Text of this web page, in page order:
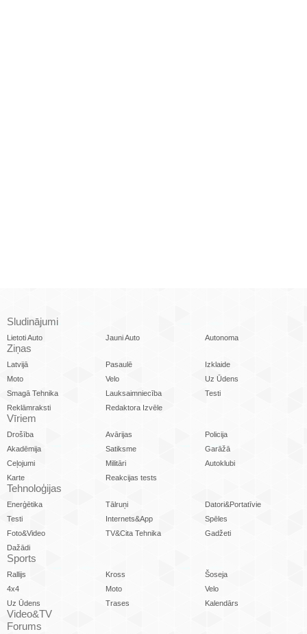
Sludinājumi
Lietoti Auto Jauni Auto Autonoma
Ziņas
Latvijā Pasaulē
Izklaide
Moto
Velo
Uz Ūdens
Smagā Tehnika
Lauksaimniecība
Testi
Reklāmraksti
Redaktora Izvēle
Vīriem
Drošība Avārijas
Policija
Akadēmija
Satiksme
Garāžā
Ceļojumi
Militāri
Autoklubi
Karte
Reakcijas tests
Tehnoloģijas
Enerģētika Tālruņi
Datori&Portatīvie
Testi
Internets&App
Spēles
Foto&Video
TV&Cita Tehnika
Gadžeti
Dažādi
Sports
Rallijs Kross
Šoseja
4x4
Moto
Velo
Uz Ūdens
Trases Kalendārs
Video&TV
Forums